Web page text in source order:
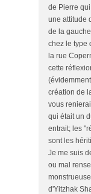
de Pierre
une attitude
de la
chez le type
la rue
cette
création de
vous
qui était un
entrait; les
sont les
Je me suis
ou mal
d'Yitzhak